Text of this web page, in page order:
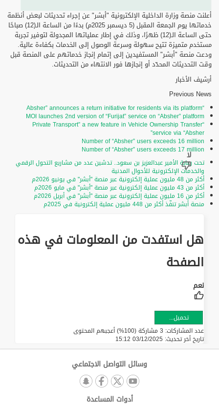
أعلنت منصة وزارة الداخلية الإلكترونية "أبشر" عن إجراء تحديثات لبعض أنظمة
خدماتها يوم الجمعة المقبل (5 ديسمبر 2025م) بدءًا من الساعة الـ(12) صباحًا
حتى الساعة الـ(12) ظهرًا، وذلك في إطار عملياتها المجدولة لتوفير تجربة
مستخدم متميزة تتيح سهولة وسرعة الوصول إلى الخدمات بكفاءة عالية.
ودعت منصة "أبشر" المستفيدين إلى إتمام إنجاز خدماتهم على المنصة قبل
وقت التحديثات المحدّد أو إنجازها فور الانتهاء من التحديثات.
أرشيف الأخبار
Previous News
“Absher” announces a return initiative for residents via its platform
MOI launches 2nd version of “Furijat” service on “Absher” platform
“Private Transport” a new feature in Vehicle Ownership Transfer
service via “Absher”
Number of “Absher” users exceeds 16 million
Number of “Absher” users exceeds 17 million
تحت رعاية الأمير عبدالعزيز بن سعود.. تدشين عدد من مشاريع التحول الرقمي
والخدمات الإلكترونية للأحوال المدنية
أكثر من 48 مليون عملية إلكترونية عبر منصة "أبشر" في يونيو 2026م
أكثر من 43 مليون عملية إلكترونية عبر منصة "أبشر" في مايو 2026م
أكثر من 16 مليون عملية إلكترونية عبر منصة "أبشر" في أبريل 2026م
منصة أبشر تنفّذ أكثر من 448 مليون عملية إلكترونية في 2025م
هل استفدت من المعلومات في هذه
الصفحة
تحميل...
عدد المشاركات: 3 مشاركة (100%) أعجبهم المحتوى
تاريخ أخر تحديث: 03/12/2025 15:12
وسائل التواصل الاجتماعي
أدوات المساعدة